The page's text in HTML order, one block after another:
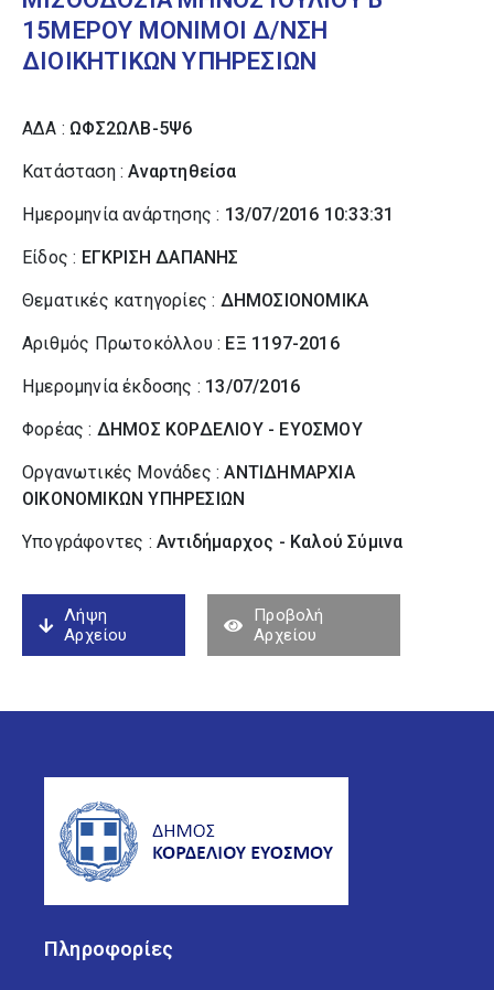
15ΜΕΡΟΥ ΜΟΝΙΜΟΙ Δ/ΝΣΗ
ΔΙΟΙΚΗΤΙΚΩΝ ΥΠΗΡΕΣΙΩΝ
ΑΔΑ : ΩΦΣ2ΩΛΒ-5Ψ6
Κατάσταση :Αναρτηθείσα
Ημερομηνία ανάρτησης : 13/07/2016 10:33:31
Είδος : ΕΓΚΡΙΣΗ ΔΑΠΑΝΗΣ
Θεματικές κατηγορίες : ΔΗΜΟΣΙΟΝΟΜΙΚΑ
Αριθμός Πρωτοκόλλου : ΕΞ 1197-2016
Ημερομηνία έκδοσης : 13/07/2016
Φορέας : ΔΗΜΟΣ ΚΟΡΔΕΛΙΟΥ - ΕΥΟΣΜΟΥ
Οργανωτικές Μονάδες :ΑΝΤΙΔΗΜΑΡΧΙΑ
ΟΙΚΟΝΟΜΙΚΩΝ ΥΠΗΡΕΣΙΩΝ
Υπογράφοντες : Αντιδήμαρχος - Καλού Σύµινα
Λήψη
Αρχείου
Προβολή
Αρχείου
Πληροφορίες